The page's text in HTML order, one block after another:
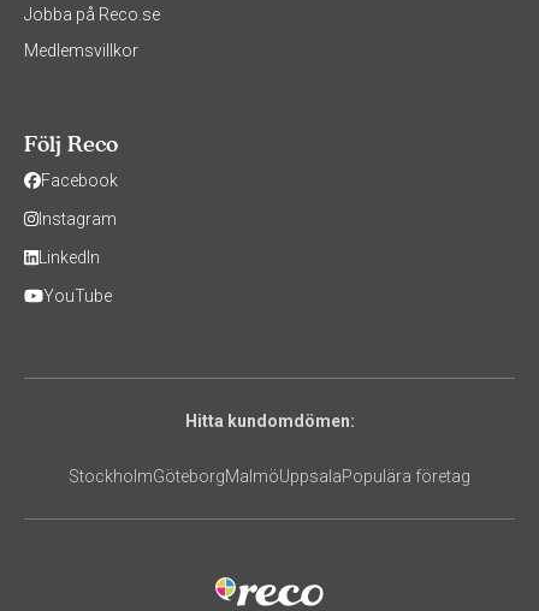
Jobba på Reco.se
Medlemsvillkor
Följ Reco
Facebook
Instagram
LinkedIn
YouTube
Hitta kundomdömen:
StockholmGöteborgMalmöUppsalaPopulära företag